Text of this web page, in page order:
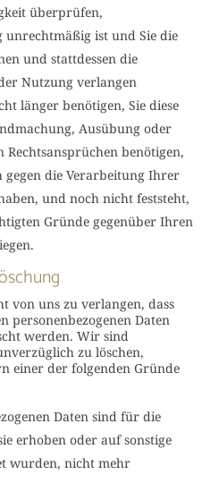
überprüfen,
unrechtmäßig ist und Sie die
und stattdessen die
Nutzung verlangen
länger benötigen, Sie diese
Ausübung oder
Rechtsansprüchen benötigen,
gegen die Verarbeitung Ihrer
und noch nicht feststeht,
Gründe gegenüber Ihren
von uns zu verlangen, dass
personenbezogenen Daten
werden. Wir sind
zu löschen,
einer der folgenden Gründe
Daten sind für die
erhoben oder auf sonstige
wurden, nicht mehr